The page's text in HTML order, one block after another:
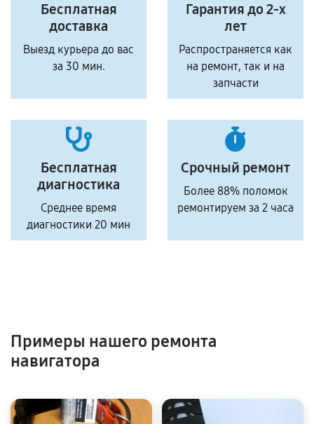
Бесплатная
доставка
Выезд курьера до вас
за 30 мин.
Гарантия до 2-х
лет
Распространяется как
на ремонт, так и на
запчасти
Бесплатная
диагностика
Среднее время
диагностики 20 мин
Срочный ремонт
Более 88% поломок
ремонтируем за 2 часа
Примеры нашего ремонта
навигатора